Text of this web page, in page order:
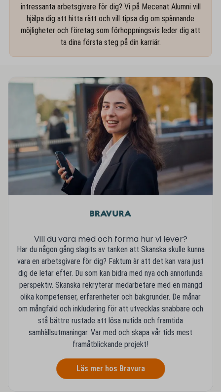
intressanta arbetsgivare för dig? Vi på Mecenat Alumni vill
hjälpa dig att hitta rätt och vill tipsa dig om spännande
möjligheter och företag som förhoppningsvis leder dig att
ta dina första steg på din karriär.
Vill du vara med och forma hur vi lever?
Har du någon gång slagits av tanken att Skanska skulle kunna
vara en arbetsgivare för dig? Faktum är att det kan vara just
dig de letar efter. Du som kan bidra med nya och annorlunda
perspektiv. Skanska rekryterar medarbetare med en mängd
olika kompetenser, erfarenheter och bakgrunder. De månar
om mångfald och inkludering för att utvecklas snabbare och
stå bättre rustade att lösa nutida och framtida
samhällsutmaningar. Var med och skapa vår tids mest
framåtblickande projekt!
Läs mer hos Bravura